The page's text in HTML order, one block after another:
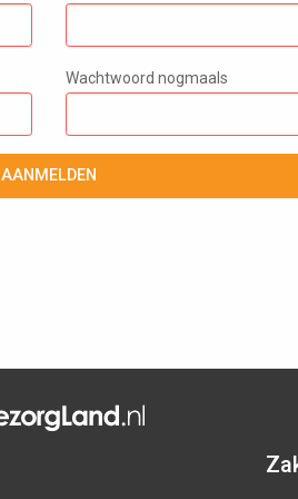
Wachtwoord nogmaals
AANMELDEN